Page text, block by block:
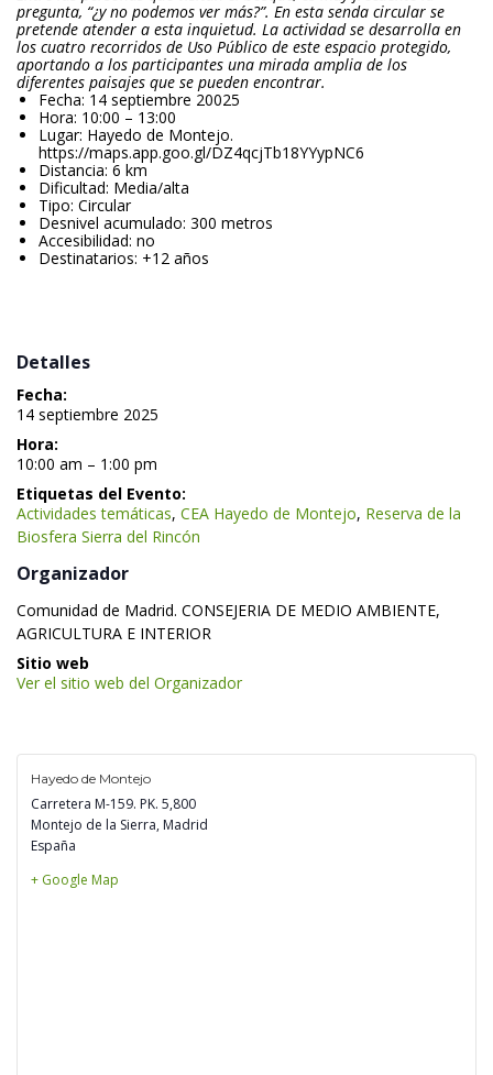
pregunta, “¿y no podemos ver más?”. En esta senda circular se
pretende atender a esta inquietud. La actividad se desarrolla en
los cuatro recorridos de Uso Público de este espacio protegido,
aportando a los participantes una mirada amplia de los
diferentes paisajes que se pueden encontrar.
Fecha: 14 septiembre 20025
Hora: 10:00 – 13:00
Lugar: Hayedo de Montejo.
https://maps.app.goo.gl/DZ4qcjTb18YYypNC6
Distancia: 6 km
Dificultad: Media/alta
Tipo: Circular
Desnivel acumulado: 300 metro
Accesibilidad: no
Destinatarios: +12 año
Detalles
Fecha:
14 septiembre 2025
Hora:
10:00 am – 1:00 pm
Etiquetas del Evento:
Actividades temática, CEA Hayedo de Montejo, Reserva de la
Biosfera Sierra del Rincón
Organizador
Comunidad de Madrid. CONSEJERIA DE MEDIO AMBIENTE,
AGRICULTURA E INTERIOR
Sitio web
Ver el sitio web del Organizador
Hayedo de Montejo
Carretera M-159. PK. 5,800
Montejo de la Sierra, Madrid
España
+ Google Map